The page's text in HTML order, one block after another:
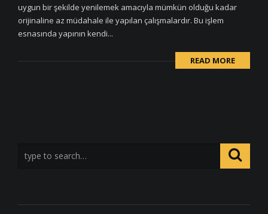
uygun bir şekilde yenilemek amacıyla mümkün olduğu kadar
orijinaline az müdahale ile yapılan çalışmalardır. Bu işlem
esnasında yapının kendi...
READ MORE